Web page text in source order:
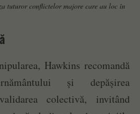
tuturor conflictelor majore care au loc în
Hawkins recomandă
și depășirea
colectivă, invitând